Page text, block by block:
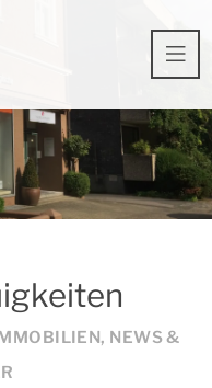
NEWS &